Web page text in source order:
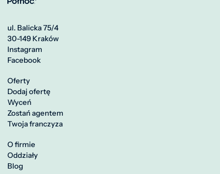
ul. Balicka 75/4
30-149 Kraków
Instagram
Facebook
Oferty
Dodaj ofertę
Wyceń
Zostań agentem
Twoja franczyza
O firmie
Oddziały
Blog